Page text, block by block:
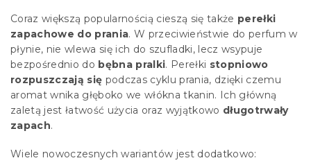
Coraz większą popularnością cieszą się także perełki
zapachowe do prania. W przeciwieństwie do perfum w
płynie, nie wlewa się ich do szufladki, lecz wsypuje
bezpośrednio do bębna pralki. Perełki stopniowo
rozpuszczają się podczas cyklu prania, dzięki czemu
aromat wnika głęboko we włókna tkanin. Ich główną
zaletą jest łatwość użycia oraz wyjątkowo długotrwały
zapach.
Wiele nowoczesnych wariantów jest dodatkowo: